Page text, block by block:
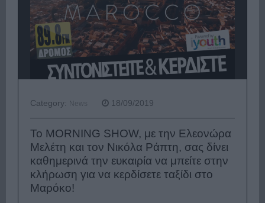
Category: News 18/09/2019
To MORNING SHOW, με την Ελεονώρα
Μελέτη και τον Νικόλα Ράπτη, σας δίνει
καθημερινά την ευκαιρία να μπείτε στην
κλήρωση για να κερδίσετε ταξίδι στο
Μαρόκο!